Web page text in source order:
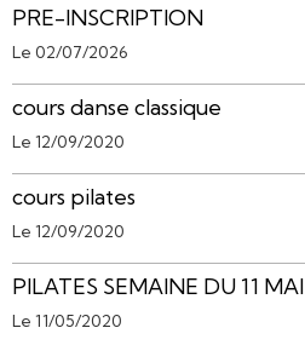
PRE-INSCRIPTION
Le 02/07/2026
cours danse classique
Le 12/09/2020
cours pilates
Le 12/09/2020
PILATES SEMAINE DU 11 MAI
Le 11/05/2020